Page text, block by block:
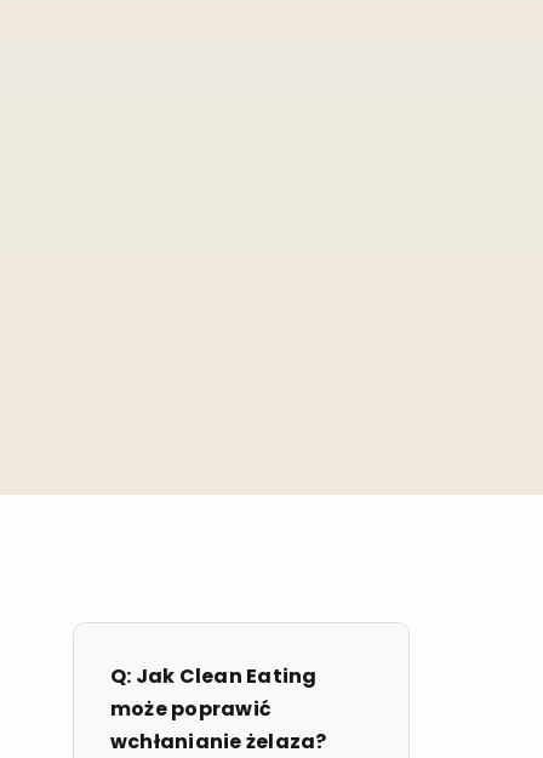
Q: Jak Clean Eating
może poprawić
wchłanianie żelaza?